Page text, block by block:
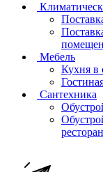
Мебель
Кухня в
Сантехника